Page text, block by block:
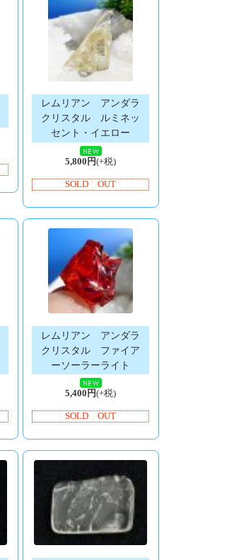
レムリアン アンダラ
クリスタル ルミネッ
セント・イエロー
5,800円(+税)
SOLD OUT
レムリアン アンダラ
クリスタル ファイア
ーソーラーライト
5,400円(+税)
SOLD OUT